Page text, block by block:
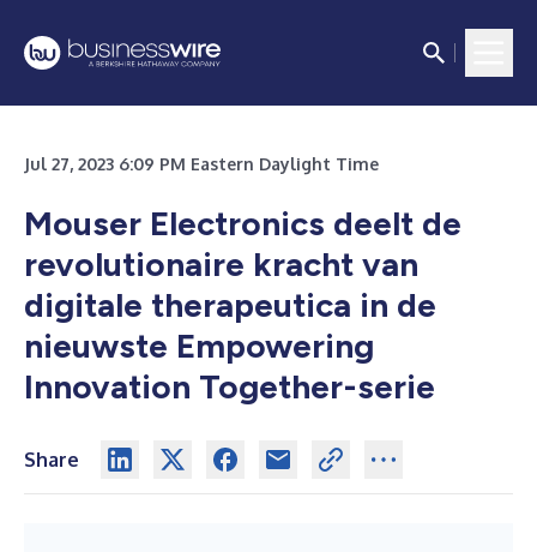
Jul 27, 2023 6:09 PM Eastern Daylight Time
Mouser Electronics deelt de
revolutionaire kracht van
digitale therapeutica in de
nieuwste Empowering
Innovation Together-serie
Share